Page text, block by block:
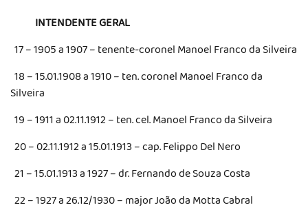
INTENDENTE GERAL
17 – 1905 a 1907 – tenente-coronel Manoel Franco da Silveira
18 – 15.01.1908 a 1910 – ten. coronel Manoel Franco da
Silveira
19 – 1911 a 02.11.1912 – ten. cel. Manoel Franco da Silveira
20 – 02.11.1912 a 15.01.1913 – cap. Felippo Del Nero
21 – 15.01.1913 a 1927 – dr. Fernando de Souza Costa
22 – 1927 a 26.12/1930 – major João da Motta Cabral